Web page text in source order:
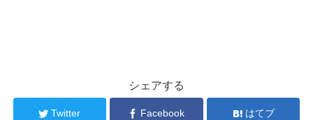
シェアする
Twitter Facebook はてブ